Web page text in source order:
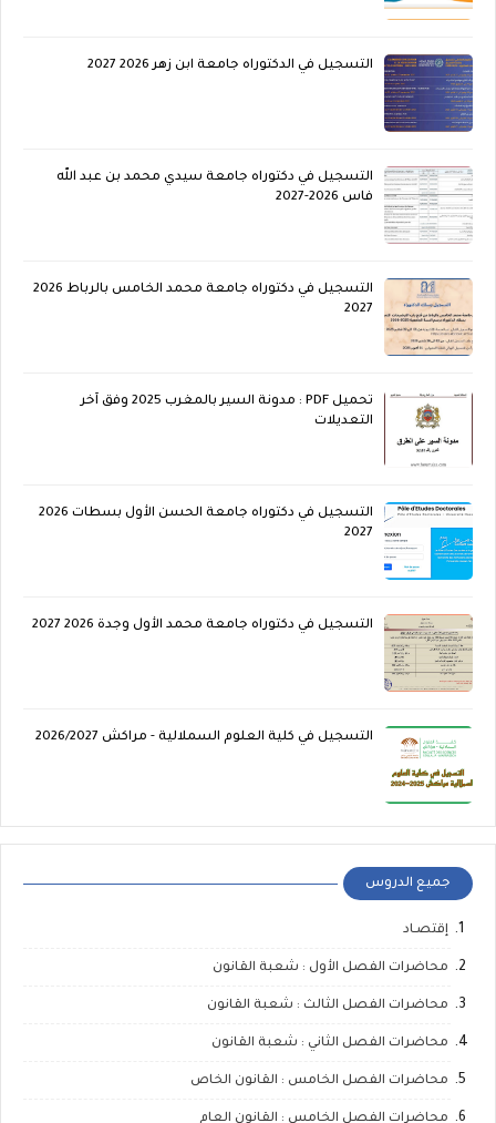
التسجيل في الدكتوراه جامعة ابن زهر 2026 2027
التسجيل في دكتوراه جامعة سيدي محمد بن عبد الله
فاس 2026-2027
التسجيل في دكتوراه جامعة محمد الخامس بالرباط 2026
2027
تحميل PDF : مدونة السير بالمغرب 2025 وفق آخر
التعديلات
التسجيل في دكتوراه جامعة الحسن الأول بسطات 2026
2027
التسجيل في دكتوراه جامعة محمد الأول وجدة 2026 2027
التسجيل في كلية العلوم السملالية - مراكش 2026/2027
جميع الدروس
إقتصـاد
محاضرات الفصل الأول : شعبة القانون
محاضرات الفصل الثالث : شعبة القانون
محاضرات الفصل الثاني : شعبة القانون
محاضرات الفصل الخامس : القانون الخاص
محاضرات الفصل الخامس : القانون العام